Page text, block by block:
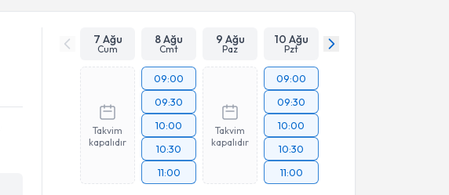
7 Ağu
Cum
8 Ağu
Cmt
9 Ağu
Paz
10 Ağu
Pzt
Takvim
kapalıdır
09:00
09:30
10:00
10:30
11:00
Takvim
kapalıdır
09:00
09:30
10:00
10:30
11:00